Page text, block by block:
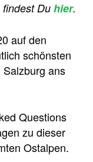
Du hier.
auf den
schönsten
ans
Questions
zu dieser
Ostalpen.